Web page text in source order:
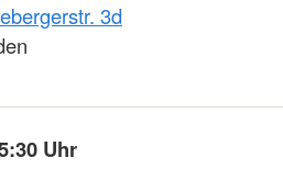
3d
Uhr